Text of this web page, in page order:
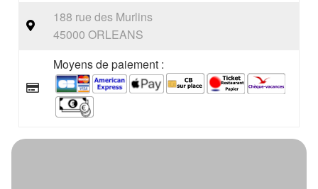
188 rue des Murlins
45000 ORLEANS
Moyens de paiement :